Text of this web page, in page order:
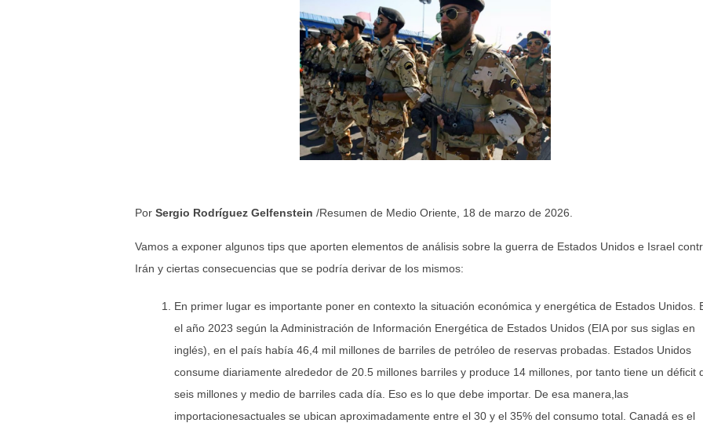
Por Sergio Rodríguez Gelfenstein /Resumen de Medio Oriente, 18 de marzo de 2026.
Vamos a exponer algunos tips que aporten elementos de análisis sobre la guerra de Estados Unidos e Israel
Irán y ciertas consecuencias que se podría derivar de los mismos:
En primer lugar es importante poner en contexto la situación económica y energética de Estados Unidos.
el año 2023 según la Administración de Información Energética de Estados Unidos (EIA por sus siglas en
inglés), en el país había 46,4 mil millones de barriles de petróleo de reservas probadas. Estados Unidos
consume diariamente alrededor de 20.5 millones barriles y produce 14 millones, por tanto tiene un déficit
seis millones y medio de barriles cada día. Eso es lo que debe importar. De esa manera,las
importacionesactuales se ubican aproximadamente entre el 30 y el 35% del consumo total. Canadá es el